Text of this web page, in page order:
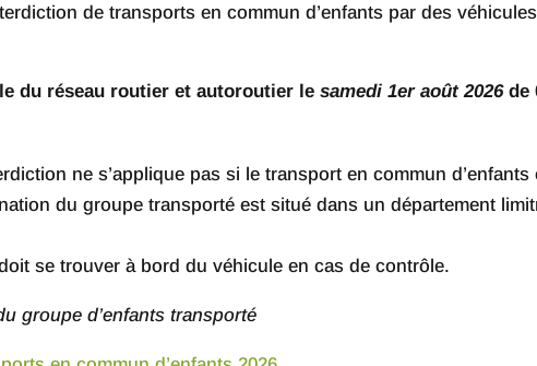
de transports en commun d’enfants par des
du réseau routier et autoroutier lesamedi 1er août 2026de
ne s’applique pas si le transport en commun d’enfants
du groupe transporté est situé dans un département
se trouver à bord du véhicule en cas de contrôle.
groupe d’enfants transporté